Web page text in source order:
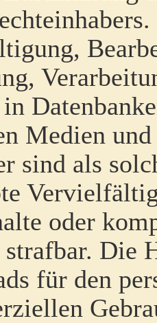
Medien
sind als
oder
strafbar. Die
für den